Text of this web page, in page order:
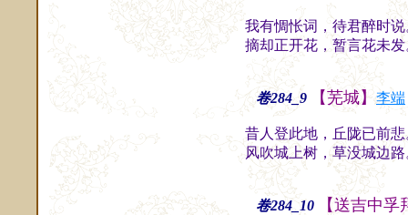
我有惆怅词，待君醉时
摘却正开花，暂言花未发
卷284_9 【芜城】李端
昔人登此地，丘陇已前
风吹城上树，草没城边
卷284_10 【送吉中